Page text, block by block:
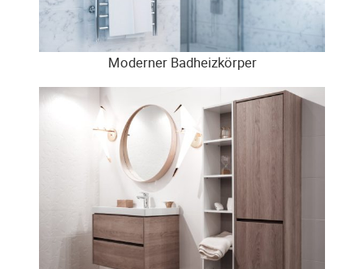
Moderner Badheizkörper